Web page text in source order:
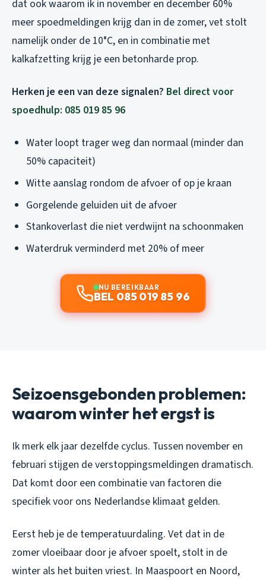
dat ook waarom ik in november en december 60%
meer spoedmeldingen krijg dan in de zomer, vet stolt
namelijk onder de 10°C, en in combinatie met
kalkafzetting krijg je een betonharde prop.
Herken je een van deze signalen? Bel direct voor
spoedhulp: 085 019 85 96
Water loopt trager weg dan normaal (minder dan
50% capaciteit)
Witte aanslag rondom de afvoer of op je kraan
Gorgelende geluiden uit de afvoer
Stankoverlast die niet verdwijnt na schoonmaken
Waterdruk verminderd met 20% of meer
NU BEREIKBAAR
BEL 085 019 85 96
Seizoensgebonden problemen:
waarom winter het ergst is
Ik merk elk jaar dezelfde cyclus. Tussen november en
februari stijgen de verstoppingsmeldingen dramatisch.
Dat komt door een combinatie van factoren die
specifiek voor ons Nederlandse klimaat gelden.
Eerst heb je de temperatuurdaling. Vet dat in de
zomer vloeibaar door je afvoer spoelt, stolt in de
winter als het buiten vriest. In Maaspoort en Noord,